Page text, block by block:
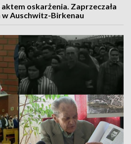
oskarżenia. Zaprzeczała
Auschwitz-Birkenau